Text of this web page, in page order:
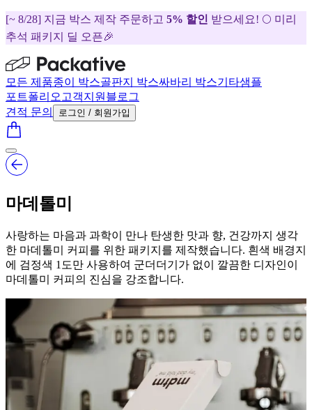
[~ 8/28] 지금 박스 제작 주문하고 5% 할인 받으세요! 🌕 미리
추석 패키지 딜 오픈🎉
모든 제품종이 박스골판지 박스싸바리 박스기타샘플
포트폴리오 고객지원 블로그
견적 문의
로그인 / 회원가입
마데톨미
사랑하는 마음과 과학이 만나 탄생한 맛과 향, 건강까지 생각
한 마데톨미 커피를 위한 패키지를 제작했습니다. 흰색 배경지
에 검정색 1도만 사용하여 군더더기가 없이 깔끔한 디자인이
마데톨미 커피의 진심을 강조합니다.